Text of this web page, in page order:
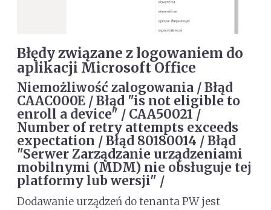
Błędy związane z logowaniem do
aplikacji Microsoft Office
Niemożliwość zalogowania / Błąd
CAAC000E / Błąd "is not eligible to
enroll a device" / CAA50021 /
Number of retry attempts exceeds
expectation / Błąd 80180014 / Błąd
"Serwer Zarządzanie urządzeniami
mobilnymi (MDM) nie obsługuje tej
platformy lub wersji" /
Dodawanie urządzeń do tenanta PW jest